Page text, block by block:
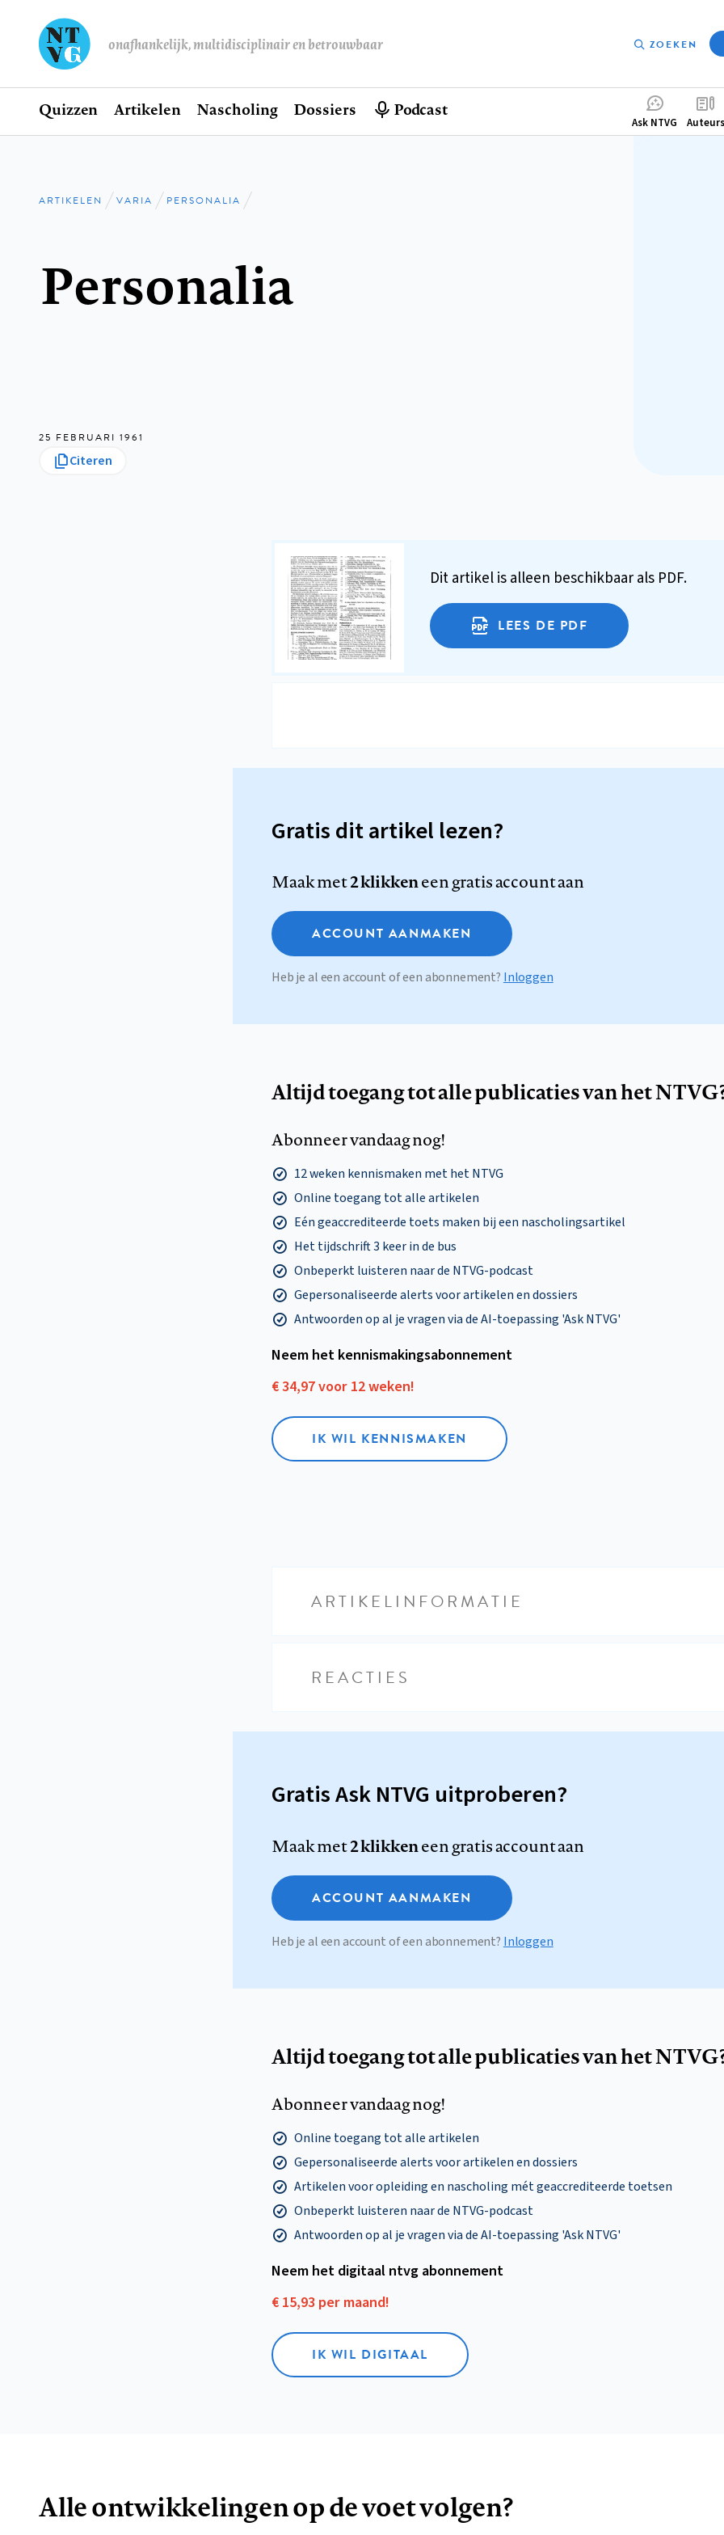
onafhankelijk, multidisciplinair en betrouwbaar ZOEKEN
Hoofdnavigatie
Home
Quizzen Artikelen Nascholing Dossiers Podcast
Ask NTVG Auteurs
Kruimelpad
ARTIKELEN VARIA PERSONALIA
Personalia
25 FEBRUARI 1961
Citeren
Dit artikel is alleen beschikbaar als PDF.
LEES DE PDF
Gratis dit artikel lezen?
Maak met2 klikkeneen gratis account aan
ACCOUNT AANMAKEN
Heb je al een account of een abonnement? Inloggen
Altijd toegang tot alle publicaties van het
Abonneer vandaag nog!
12 weken kennismaken met het NTVG
Online toegang tot alle artikelen
Eén geaccrediteerde toets maken bij een nascholingsartikel
Het tijdschrift 3 keer in de bus
Onbeperkt luisteren naar de NTVG-podcast
Gepersonaliseerde alerts voor artikelen en dossiers
Antwoorden op al je vragen via de AI-toepassing 'Ask NTVG'
Neem het kennismakings­abonnement
€ 34,97 voor 12 weken!
IK WIL KENNISMAKEN
ARTIKELINFORMATIE
REACTIES
Gratis Ask NTVG uitproberen?
Maak met2 klikkeneen gratis account aan
ACCOUNT AANMAKEN
Heb je al een account of een abonnement? Inloggen
Altijd toegang tot alle publicaties van het
Abonneer vandaag nog!
Online toegang tot alle artikelen
Gepersonaliseerde alerts voor artikelen en dossiers
Artikelen voor opleiding en nascholing mét geaccrediteerde toetsen
Onbeperkt luisteren naar de NTVG-podcast
Antwoorden op al je vragen via de AI-toepassing 'Ask NTVG'
Neem het digitaal ntvg abonnement
€ 15,93 per maand!
IK WIL DIGITAAL
Alle ontwikkelingen op de voet volgen?